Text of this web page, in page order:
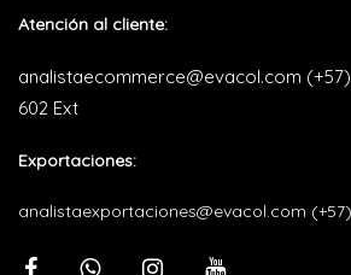
Atención al cliente:
analistaecommerce@evacol.com
602 Ext
Exportaciones:
analistaexportaciones@evacol.com